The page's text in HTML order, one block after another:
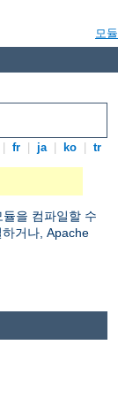
모듈
fr ja ko tr
을 컴파일할 수
거나, Apache